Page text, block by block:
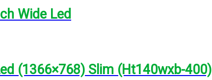
Wide Led
(1366×768) Slim (Ht140wxb-400)